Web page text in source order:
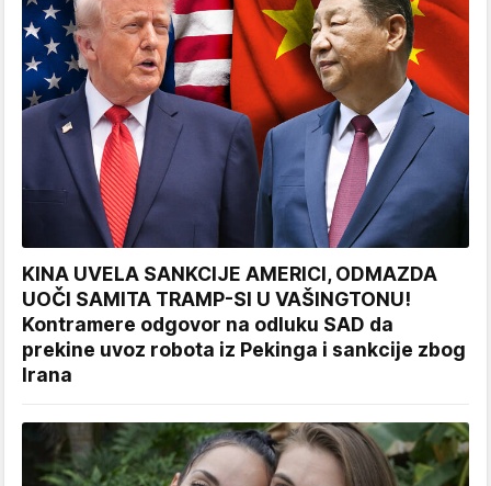
KINA UVELA SANKCIJE AMERICI, ODMAZDA
UOČI SAMITA TRAMP-SI U VAŠINGTONU!
Kontramere odgovor na odluku SAD da
prekine uvoz robota iz Pekinga i sankcije zbog
Irana